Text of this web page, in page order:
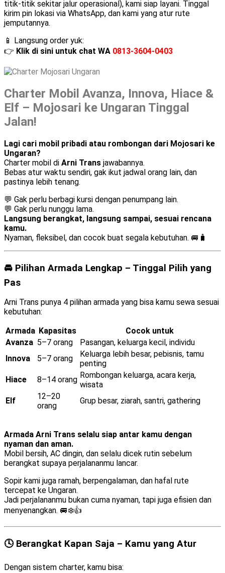
titik-titik sekitar jalur operasional), kami siap layani. Tinggal
kirim pin lokasi via WhatsApp, dan kami yang atur rute
jemputannya.
📱 Langsung order yuk:
👉 Klik di sini untuk chat WA 0813-3604-0403
Charter Mobil Avanza, Innova, Hiace &
Elf – Mojosari ke Ungaran Tinggal
Jalan!
Lagi cari mobil pribadi atau rombongan dari Mojosari ke
Ungaran?
Charter mobil di Arni Trans jawabannya.
Bebas atur waktu sendiri, gak ikut jadwal orang lain, dan
pastinya lebih tenang.
💬 Gak perlu berbagi kursi dengan penumpang lain.
💬 Gak perlu nunggu lama.
Langsung berangkat, langsung sampai, sesuai rencana
kamu.
Nyaman, fleksibel, dan cocok buat segala kebutuhan. 🚐🧳
🚘 Pilihan Armada Lengkap – Tinggal Pilih yang
Pas
Arni Trans punya 4 pilihan armada yang bisa kamu sewa sesuai
kebutuhan:
Armada Kapasitas
Cocok untuk
Avanza 5–7 orang
Pasangan, keluarga kecil, individu
Innova
5–7 orang
Keluarga lebih besar, pebisnis, tamu
penting
Hiace
8–14 orang Rombongan keluarga, acara kerja,
wisata
Elf
12–20
orang
Grup besar, ziarah, santri, gathering
Armada Arni Trans selalu siap antar kamu dengan
nyaman dan aman.
Mobil bersih, AC dingin, dan selalu dicek rutin sebelum
berangkat supaya perjalananmu lancar.
Sopir kami juga ramah, berpengalaman, dan hafal rute
tercepat ke Ungaran.
Jadi perjalananmu bukan cuma nyaman, tapi juga efisien dan
menyenangkan. 🚐❄️👍
🕓 Berangkat Kapan Saja – Kamu yang Atur
Dengan sistem charter, kamu bisa: